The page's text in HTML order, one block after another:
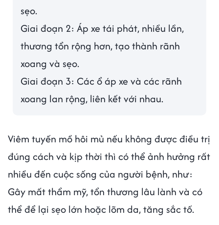
sẹo.
Giai đoạn 2: Áp xe tái phát, nhiều lần,
thương tổn rộng hơn, tạo thành rãnh
xoang và sẹo.
Giai đoạn 3: Các ổ áp xe và các rãnh
xoang lan rộng, liên kết với nhau.
Viêm tuyến mồ hôi mủ nếu không được điều trị
đúng cách và kịp thời thì có thể ảnh hưởng rất
nhiều đến cuộc sống của người bệnh, như:
Gây mất thẩm mỹ, tổn thương lâu lành và có
thể để lại sẹo lớn hoặc lõm da, tăng sắc tố.